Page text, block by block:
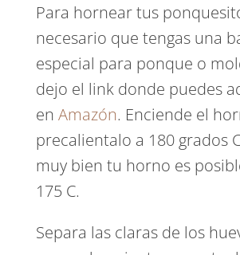
Para hornear tus
necesario que tengas una
especial para ponque o
dejo el link donde puedes
en Amazón. Enciende el
precalientalo a 180 grados
muy bien tu horno es
175 C.
Separa las claras de los